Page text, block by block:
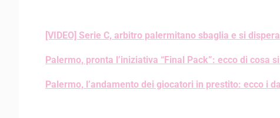
[VIDEO] Serie C, arbitro palermitano sbaglia e si dispera
Palermo, pronta l’iniziativa “Final Pack”: ecco di cosa
Palermo, l’andamento dei giocatori in prestito: ecco i